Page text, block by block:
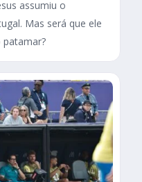
assumiu o
Mas será que ele